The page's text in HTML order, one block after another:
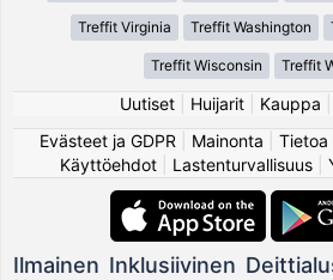
Treffit Virginia Treffit Washington
Treffit Wisconsin Treffit
Uutiset Huijarit Kauppa
Evästeet ja GDPR
Mainonta Tietoa
Käyttöehdot
Lastenturvallisuus
Ilmainen Inklusiivinen